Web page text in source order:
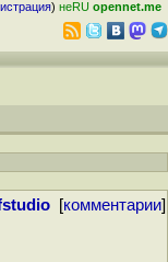
) неRU opennet.me
[комментарии]